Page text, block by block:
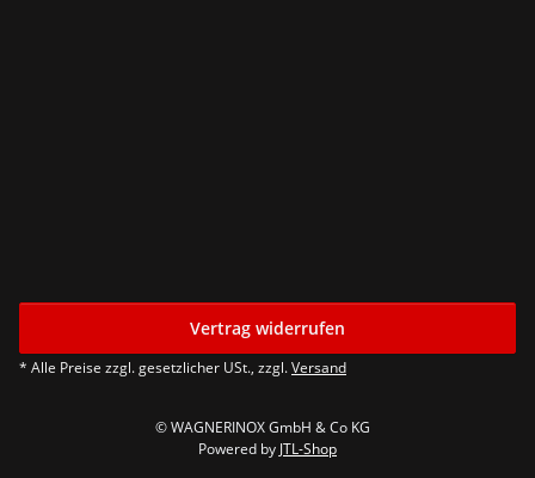
Vertrag widerrufen
* Alle Preise zzgl. gesetzlicher USt., zzgl.Versand
© WAGNERINOX GmbH & Co KG
Powered by JTL-Shop